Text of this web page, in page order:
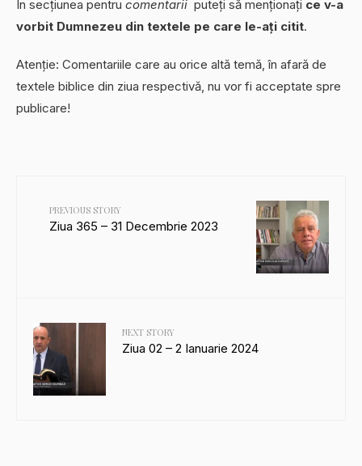
În secțiunea pentru comentarii puteți să menționați ce v-a
vorbit Dumnezeu din textele pe care le-ați citit.
Atenție: Comentariile care au orice altă temă, în afară de
textele biblice din ziua respectivă, nu vor fi acceptate spre
publicare!
PREVIOUS STORY
Ziua 365 – 31 Decembrie 2023
NEXT STORY
Ziua 02 – 2 Ianuarie 2024